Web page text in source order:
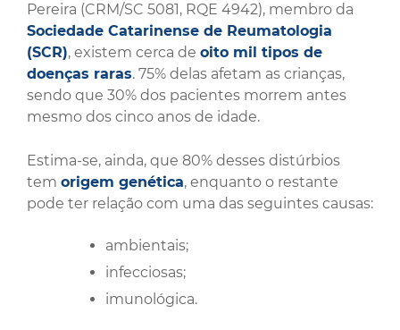
Pereira (CRM/SC 5081, RQE 4942), membro da
Sociedade Catarinense de Reumatologia
(SCR), existem cerca de oito mil tipos de
doenças raras. 75% delas afetam as crianças,
sendo que 30% dos pacientes morrem antes
mesmo dos cinco anos de idade.
Estima-se, ainda, que 80% desses distúrbios
tem origem genética, enquanto o restante
pode ter relação com uma das seguintes causas:
ambientais;
infecciosas;
imunológica.